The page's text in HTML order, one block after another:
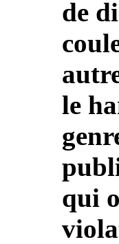
de
le
qui